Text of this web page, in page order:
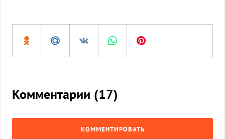
Комментарии (17)
КОММЕНТИРОВАТЬ